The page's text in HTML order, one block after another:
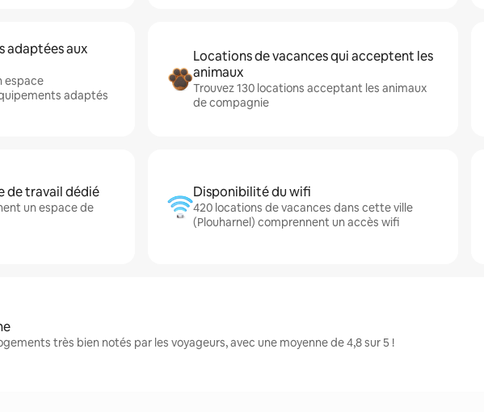
adaptées aux
espace
adaptés
Locations de vacances qui acceptent les
animaux
Trouvez 130 locations acceptant les animaux
de compagnie
de travail dédié
un espace de
Disponibilité du wifi
420 locations de vacances dans cette ville
(Plouharnel) comprennent un accès wifi
très bien notés par les voyageurs, avec une moyenne de 4,8 sur 5 !